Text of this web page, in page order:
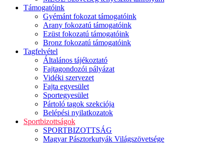
Támogatóink
Gyémánt fokozat támogatóink
Arany fokozatú támogatóink
Ezüst fokozatú támogatóink
Bronz fokozatú támogatóink
Tagfelvétel
Általános tájékoztató
Fajtagondozói pályázat
Vidéki szervezet
Fajta egyesület
Sportegyesület
Pártoló tagok szekciója
Belépési nyilatkozatok
Sportbizottságok
SPORTBIZOTTSÁG
Magyar Pásztorkutyák Világszövetsége